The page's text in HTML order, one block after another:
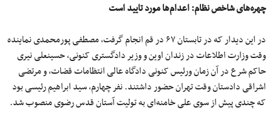
چهره‌های شاخص نظام: اعدام‌ها مورد تایید است
در این دیدار که در تابستان ۶۷ در قم انجام گرفت، مصطفی پورمحمدی نماینده
وقت وزارت اطلاعات در زندان اوین و وزیر دادگستری کنونی، حسینعلی نیری
حاکم شرع در آن زمان ورئیس کنونی دادگاه عالی انتظامات قضات، و مرتضی
اشراقی دادستان وقت تهران حضور داشتند. نفر چهارم، سید ابراهیم رئیسی بود
که چندی پیش از سوی علی خامنه‌ای به تولیت آستان قدس رضوی منصوب شد.